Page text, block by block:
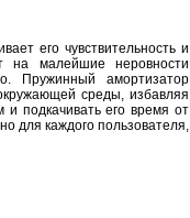
его чувствительность и
на малейшие неровности
Пружинный амортизатор
среды, избавляя
и подкачивать его время от
для каждого пользователя,